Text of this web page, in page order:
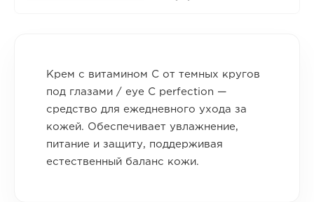
Крем с витамином С от темных кругов
под глазами / eye C perfection —
средство для ежедневного ухода за
кожей. Обеспечивает увлажнение,
питание и защиту, поддерживая
естественный баланс кожи.